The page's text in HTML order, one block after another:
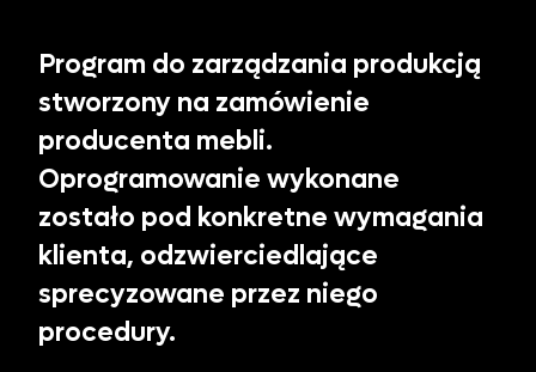
Program do zarządzania produkcją
stworzony na zamówienie
producenta mebli.
Oprogramowanie wykonane
zostało pod konkretne wymagania
klienta, odzwierciedlające
sprecyzowane przez niego
procedury.